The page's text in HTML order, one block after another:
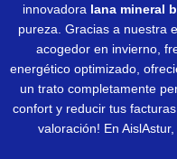
innovadora lana mineral
pureza. Gracias a nuestra
acogedor en invierno,
energético optimizado,
un trato completamente
confort y reducir tus
valoración! En